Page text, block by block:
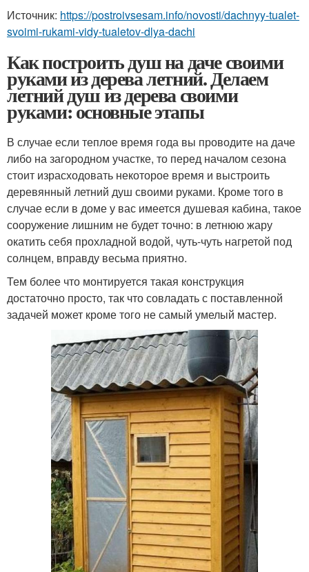
Источник: https://postroivsesam.info/novosti/dachnyy-tualet-
svoimi-rukami-vidy-tualetov-dlya-dachi
Как построить душ на даче своими
руками из дерева летний. Делаем
летний душ из дерева своими
руками: основные этапы
В случае если теплое время года вы проводите на даче
либо на загородном участке, то перед началом сезона
стоит израсходовать некоторое время и выстроить
деревянный летний душ своими руками. Кроме того в
случае если в доме у вас имеется душевая кабина, такое
сооружение лишним не будет точно: в летнюю жару
окатить себя прохладной водой, чуть-чуть нагретой под
солнцем, вправду весьма приятно.
Тем более что монтируется такая конструкция
достаточно просто, так что совладать с поставленной
задачей может кроме того не самый умелый мастер.